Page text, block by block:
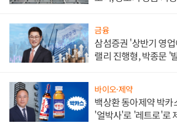
금융
삼섬증권 '상반기 영
랠리 진행형, 박종문 '
바이오·제약
백상환 동아제약 박
'얼박사'로 '레트로'로